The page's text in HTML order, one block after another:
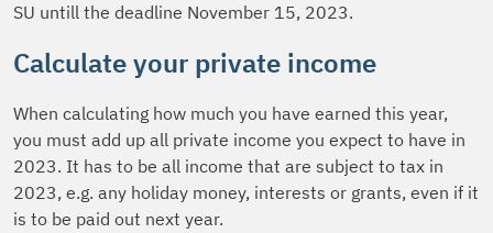
SU untill the deadline November 15, 2023.
Calculate your private income
When calculating how much you have earned this year,
you must add up all private income you expect to have in
2023. It has to be all income that are subject to tax in
2023, e.g. any holiday money, interests or grants, even if it
is to be paid out next year.